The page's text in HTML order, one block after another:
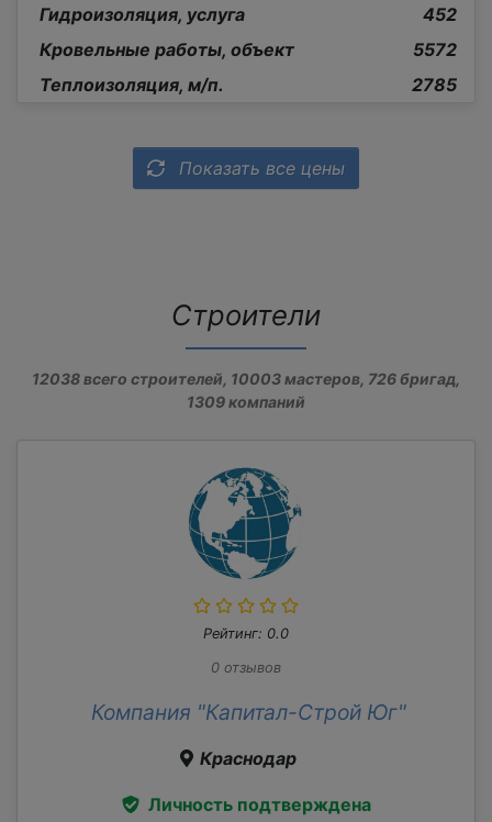
Гидроизоляция, услуга
452
Кровельные работы, объект
5572
Теплоизоляция, м/п.
2785
Показать все цены
Строители
12038всего строителей, 10003мастеров, 726бригад,
1309компаний
Рейтинг: 0.0
0 отзывов
Компания "Капитал-Строй Юг"
Краснодар
Личность подтверждена